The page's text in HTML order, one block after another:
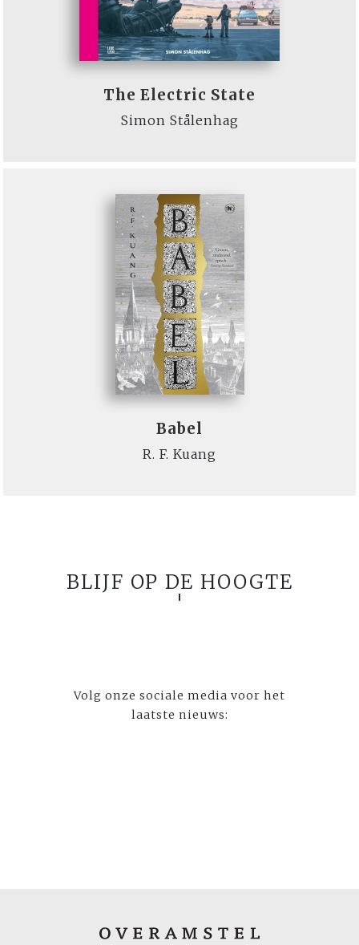
The Electric State
Simon Stålenhag
Babel
R. F. Kuang
BLIJF OP DE HOOGTE
Volg onze sociale media voor het
laatste nieuws: